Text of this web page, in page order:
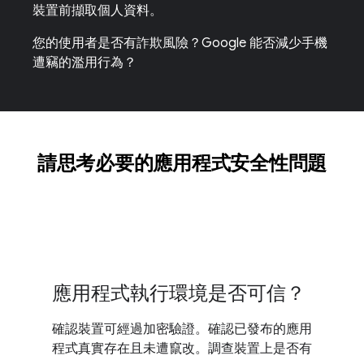
裝置前擷取個人資料。
您的使用者是否有詐欺風險？Google 能否減少手機
遭竊的濫用行為？
請思考必要的應用程式安全性問題
應用程式執行環境是否可信？
確認裝置可經過加密驗證。確認已發布的應用
程式真實存在且未遭竄改。調查裝置上是否有